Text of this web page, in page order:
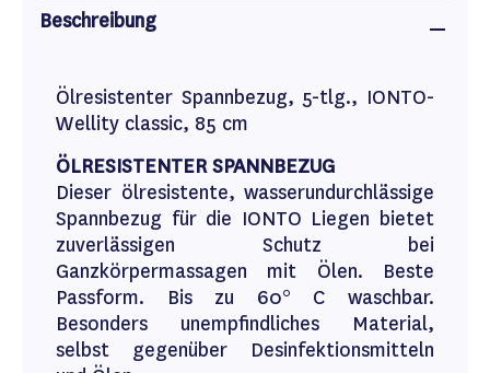
Beschreibung
Ölresistenter Spannbezug, 5-tlg., IONTO-
Wellity classic, 85 cm
ÖLRESISTENTER SPANNBEZUG
Dieser ölresistente, wasserundurchlässige
Spannbezug für die IONTO Liegen bietet
zuverlässigen Schutz bei
Ganzkörpermassagen mit Ölen. Beste
Passform. Bis zu 60° C waschbar.
Besonders unempfindliches Material,
selbst gegenüber Desinfektionsmitteln